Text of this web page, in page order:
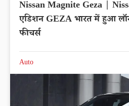
Nissan Magnite Geza | Nissan
एडिशन GEZA भारत में हुआ
फीचर्स
Auto